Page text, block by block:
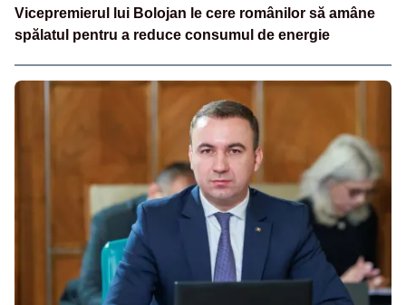
Vicepremierul lui Bolojan le cere românilor să amâne
spălatul pentru a reduce consumul de energie